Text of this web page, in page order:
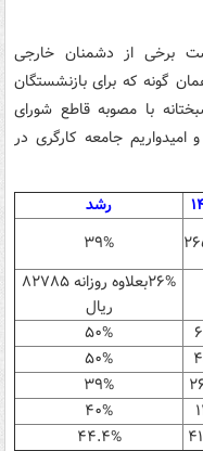
برخی از دشمنان خارجی
گونه که برای بازنشستگان
با مصوبه قاطع شورای
جامعه کارگری در
رشد
۳۹%
۲۶%بعلاوه روزانه ۸۲۷۸۵
ریال
۵۰%
۵۰%
۳۹%
۴۰%
۴۴.۴%